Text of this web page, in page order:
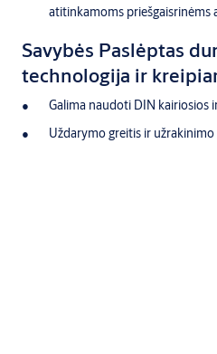
atitinkamoms
Savybės Paslėptas
technologija ir
Galima naudoti DIN kairiosios
Uždarymo greitis ir